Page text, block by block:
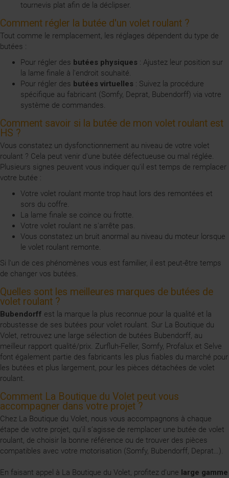
tournevis plat afin de la déclipser.
Comment régler la butée d'un volet roulant ?
Tout comme le remplacement, les réglages dépendent du type de
butées :
Pour régler des butées physiques : Ajustez leur position sur
la lame finale à l'endroit souhaité.
Pour régler des butées virtuelles : Suivez la procédure
spécifique au fabricant (Somfy, Deprat, Bubendorff) via votre
système de commandes.
Comment savoir si la butée de mon volet roulant est
HS ?
Vous constatez un dysfonctionnement au niveau de votre volet
roulant ? Cela peut venir d'une butée défectueuse ou mal réglée.
Plusieurs signes peuvent vous indiquer qu'il est temps de remplacer
votre butée :
Votre volet roulant monte trop haut lors des remontées et
sors du coffre.
La lame finale se coince ou frotte.
Votre volet roulant ne s'arrête pas.
Vous constatez un bruit anormal au niveau du moteur lorsque
le volet roulant remonte.
Si l'un de ces phénomènes vous est familier, il est peut-être temps
de changer vos butées.
Quelles sont les meilleures marques de butées de
volet roulant ?
Bubendorff est la marque la plus reconnue pour la qualité et la
robustesse de ses butées pour volet roulant. Sur La Boutique du
Volet, retrouvez une large sélection de butées Bubendorff, au
meilleur rapport qualité/prix. Zurfluh-Feller, Somfy, Profalux et Selve
font également partie des fabricants les plus fiables du marché pour
les butées et plus largement, pour les pièces détachées de volet
roulant.
Comment La Boutique du Volet peut vous
accompagner dans votre projet ?
Chez La Boutique du Volet, nous vous accompagnons à chaque
étape de votre projet, qu’il s’agisse de remplacer une butée de volet
roulant, de choisir la bonne référence ou de trouver des pièces
compatibles avec votre motorisation (Somfy, Bubendorff, Deprat…).
En faisant appel à La Boutique du Volet, profitez d'une large gamme